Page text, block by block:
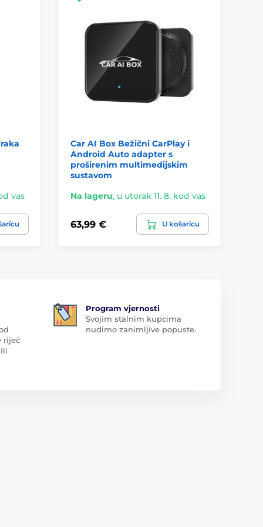
vas
Car AI Box Bežični CarPlay i
Android Auto adapter s
proširenim multimedijskim
sustavom
Na lageru, u utorak 11. 8. kod vas
63,99 € U košaricu
riječ
Program vjernosti
Svojim stalnim kupcima
nudimo zanimljive popuste.